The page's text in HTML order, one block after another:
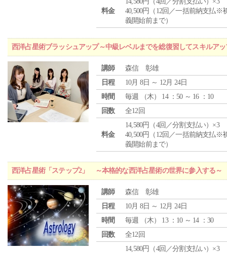
料金
40,500円（12回／一括前納支払※
義開始前まで）
西洋占星術ブラッシュアップ～中級レベルまでを総復習してスキルア
講師
森信 彰雄
日程
10月 8日 ～ 12月 24日
時間
毎週 （木） 14 ：50 ～ 16 ：10
回数
全12回
料金
14,580円（4回／分割支払い）×3
40,500円（12回／一括前納支払※
義開始前まで）
西洋占星術「ステップ2」 ～本格的な西洋占星術の世界に参入する～
講師
森信 彰雄
日程
10月 8日 ～ 12月 24日
時間
毎週 （木） 13 ：10 ～ 14 ：30
回数
全12回
14,580円（4回／分割支払い）×3